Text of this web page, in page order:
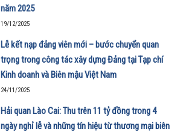
năm 2025
19/12/2025
Lễ kết nạp đảng viên mới – bước chuyển quan
trọng trong công tác xây dựng Đảng tại Tạp chí
Kinh doanh và Biên mậu Việt Nam
24/11/2025
Hải quan Lào Cai: Thu trên 11 tỷ đồng trong 4
ngày nghỉ lễ và những tín hiệu từ thương mại biên